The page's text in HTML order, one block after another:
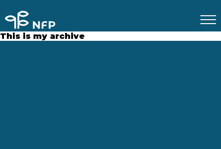
This is my archive